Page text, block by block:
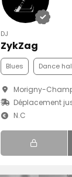
DJ
ZykZag
Blues Dance
Morigny-
Déplacement
N.C